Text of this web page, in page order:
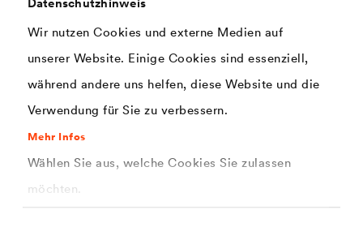
Wir nutzen Cookies und externe Medien auf
unserer Website. Einige Cookies sind essenziell,
während andere uns helfen, diese Website und die
Verwendung für Sie zu verbessern.
Mehr Infos
Wählen Sie aus, welche Cookies Sie zulassen
möchten.
Starke Plane für alle Steildachsanierungen oder -neubauten
Witterungseinflüssen.